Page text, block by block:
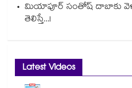
మియాపూర్ సంతోష్ దాబాకు
తెలిస్తే...!
Latest Videos